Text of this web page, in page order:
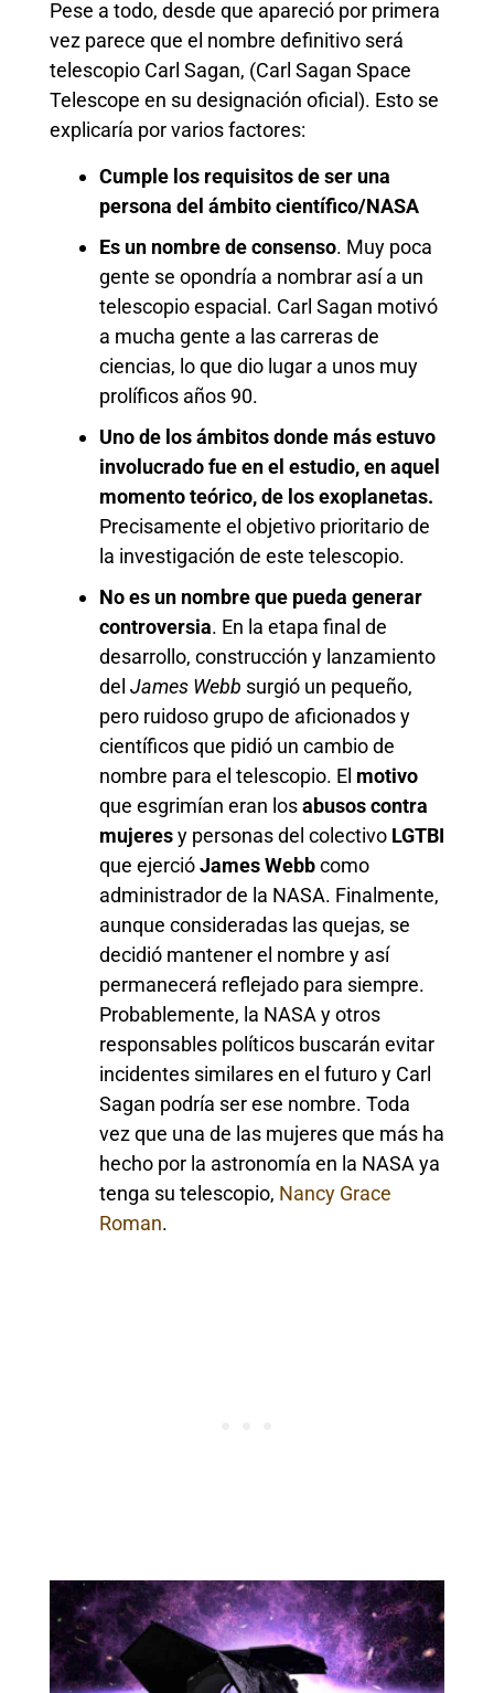
Pese a todo, desde que apareció por primera
vez parece que el nombre definitivo será
telescopio Carl Sagan, (Carl Sagan Space
Telescope en su designación oficial). Esto se
explicaría por varios factores:
Cumple los requisitos de ser una
persona del ámbito científico/NASA
Es un nombre de consenso. Muy poca
gente se opondría a nombrar así a un
telescopio espacial. Carl Sagan motivó
a mucha gente a las carreras de
ciencias, lo que dio lugar a unos muy
prolíficos años 90.
Uno de los ámbitos donde más estuvo
involucrado fue en el estudio, en aquel
momento teórico, de los exoplanetas.
Precisamente el objetivo prioritario de
la investigación de este telescopio.
No es un nombre que pueda generar
controversia. En la etapa final de
desarrollo, construcción y lanzamiento
del James Webb surgió un pequeño,
pero ruidoso grupo de aficionados y
científicos que pidió un cambio de
nombre para el telescopio. El motivo
que esgrimían eran losabusos contra
mujeresy personas del colectivo LGTBI
que ejercióJames Webbcomo
administrador de la NASA. Finalmente,
aunque consideradas las quejas, se
decidió mantener el nombre y así
permanecerá reflejado para siempre.
Probablemente, la NASA y otros
responsables políticos buscarán evitar
incidentes similares en el futuro y Carl
Sagan podría ser ese nombre. Toda
vez que una de las mujeres que más ha
hecho por la astronomía en la NASA ya
tenga su telescopio, Nancy Grace
Roman.